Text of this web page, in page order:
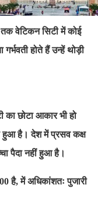
वेटिकन सिटी में कोई
होते हैं उन्हें थोड़ी
छोटा आकार भी हो
हुआ है। देश में प्रसव कक्ष
पैदा नहीं हुआ है।
है, में अधिकांशतः पुजारी